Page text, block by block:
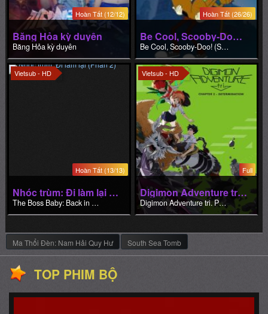
Hoàn Tất (12/12)
Băng Hỏa kỳ duyên
Băng Hỏa kỳ duyên
Hoàn Tất (26/26)
Be Cool, Scooby-Doo! (Phần 2)
Be Cool, Scooby-Doo! (Season 2)
Vietsub - HD
Hoàn Tất (13/13)
Nhóc trùm: Đi làm lại (Phần 2)
The Boss Baby: Back in Business (Season 2)
Vietsub - HD
Full
Digimon Adventure tri. Part 2: Determination
Digimon Adventure tri. Part 2: Determination
Ma Thổi Đèn: Nam Hải Quy Hư South Sea Tomb
TOP PHIM BỘ